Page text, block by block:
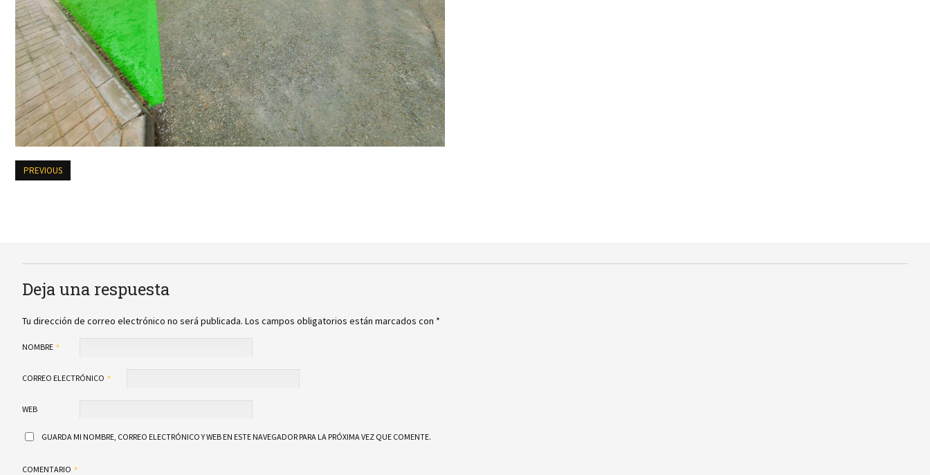
PREVIOUS
Deja una respuesta
Tu dirección de correo electrónico no será publicada. Los campos obligatorios están marcados con *
NOMBRE
CORREO ELECTRÓNICO
WEB
GUARDA MI NOMBRE, CORREO ELECTRÓNICO Y WEB EN ESTE NAVEGADOR PARA LA PRÓXIMA VEZ QUE COMENTE.
COMENTARIO